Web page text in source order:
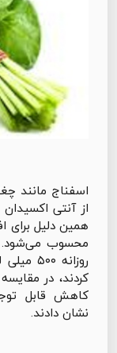
اسفناج مانند
از آنتی
همین دلیل برای
کردند، در
کاهش قابل
نشان دادند.